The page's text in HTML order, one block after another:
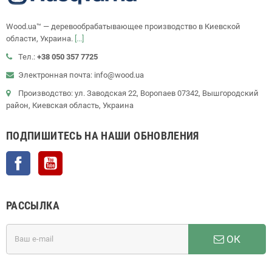
Wood.ua™ — деревообрабатывающее производство в Киевской
области, Украина. [...]
Тел.: +38 050 357 7725
Электронная почта: info@wood.ua
Производство: ул. Заводская 22, Воропаев 07342, Вышгородский
район, Киевская область, Украина
ПОДПИШИТЕСЬ НА НАШИ ОБНОВЛЕНИЯ
Facebook
РАССЫЛКА
ОК